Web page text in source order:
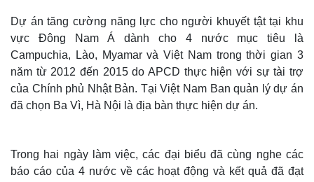
Dự án tăng cường năng lực cho người khuyết tật tại khu
vực Đông Nam Á dành cho 4 nước mục tiêu là
Campuchia, Lào, Myamar và Việt Nam trong thời gian 3
năm từ 2012 đến 2015 do APCD thực hiện với sự tài trợ
của Chính phủ Nhật Bản. Tại Việt Nam Ban quản lý dự án
đã chọn Ba Vì, Hà Nội là địa bàn thực hiện dự án.
Trong hai ngày làm việc, các đại biểu đã cùng nghe các
báo cáo của 4 nước về các hoạt động và kết quả đã đạt